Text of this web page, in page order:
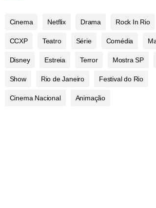
Cinema Netflix Drama Rock In Rio
CCXP Teatro Série Comédia
Disney Estreia Terror Mostra SP
Show Rio de Janeiro Festival do Rio
Cinema Nacional Animação